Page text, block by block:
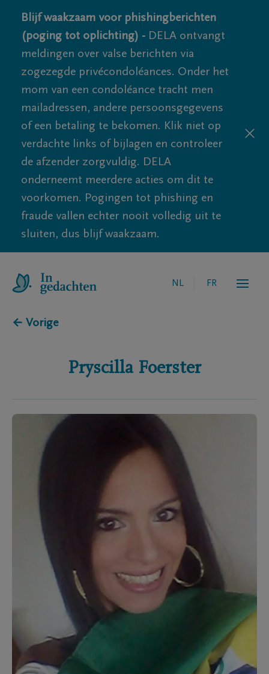
Blijf waakzaam voor phishingberichten
(poging tot oplichting) - DELA ontvangt
meldingen over valse berichten via
zogezegde privécondoléances. Onder het
mom van een condoléance tracht men
mailadressen, andere persoonsgegevens
of een betaling te bekomen. Klik niet op
verdachte links of bijlagen en controleer
de afzender zorgvuldig. DELA
onderneemt meerdere acties om dit te
voorkomen. Pogingen tot phishing en
fraude vallen echter nooit volledig uit te
sluiten, dus blijf waakzaam.
NL FR
← Vorige
Pryscilla Foerster